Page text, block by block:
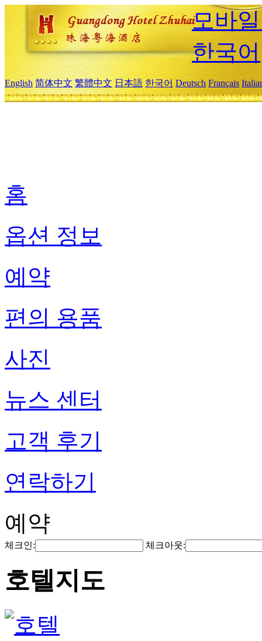
모바
한국어
English 简体中文 繁體中文 日本語 한국어 Deutsch Français
홈
옵션 정보
예약
편의 용품
사진
뉴스 센터
고객 후기
연락하기
예약
체크인: 체크아웃:
호텔지도